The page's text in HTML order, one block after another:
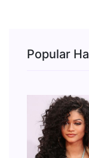
Popular